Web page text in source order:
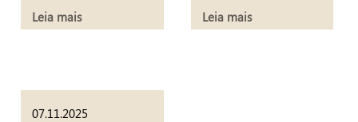
Leia mais
Leia mais
07.11.2025